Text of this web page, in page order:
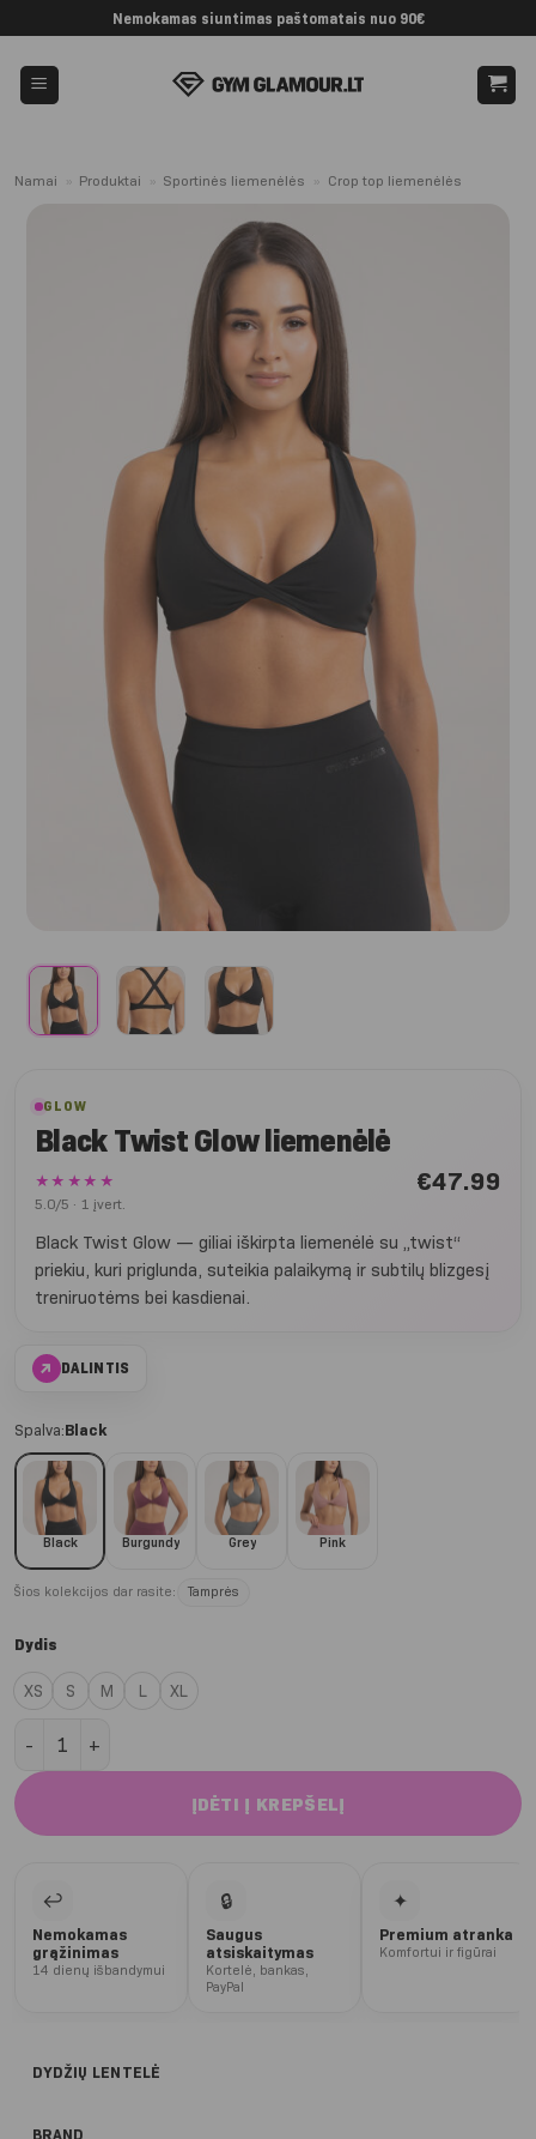
to
content
Nemokamas siuntimas paštomatais nuo 90€
Namai » Produktai » Sportinės liemenėlės » Crop top liemenėlės
GLOW
Black Twist Glow liemenėlė
★★★★★
5.0/5 · 1 įvert.
€47.99
Black Twist Glow — giliai iškirpta liemenėlė su „twist“
priekiu, kuri priglunda, suteikia palaikymą ir subtilų blizgesį
treniruotėms bei kasdienai.
↗ DALINTIS
Spalva:Black
Black Burgundy Grey Pink
Šios kolekcijos dar rasite: Tamprės
Dydis
XS S M L
XL
ĮDĖTI Į KREPŠELĮ
↩
Nemokamas
grąžinimas
14 dienų išbandymui
🔒
Saugus
atsiskaitymas
Kortelė, bankas,
PayPal
✦
Premium atranka
Komfortui ir figūrai
DYDŽIŲ LENTELĖ
BRAND